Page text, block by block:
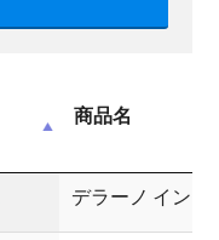
商品名
デラーノ イン 光